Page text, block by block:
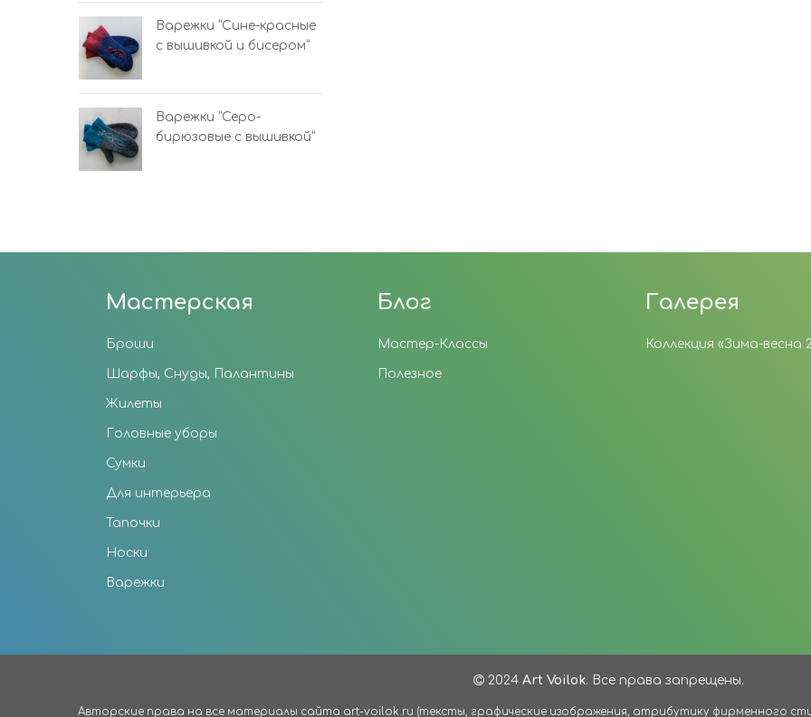
Варежки “Сине-красные
с вышивкой и бисером”
Варежки “Серо-
бирюзовые с вышивкой”
Мастерская
Броши
Шарфы, Снуды, Палантины
Жилеты
Головные уборы
Сумки
Для интерьера
Тапочки
Носки
Варежки
Блог
Мастер-Классы
Полезное
Галерея
Коллекция «Зима-весна
2024 Art Voilok. Все права запрещены.
Авторские права на все материалы сайта art-voilok.ru (тексты, графические изображения, атрибутику фирменного